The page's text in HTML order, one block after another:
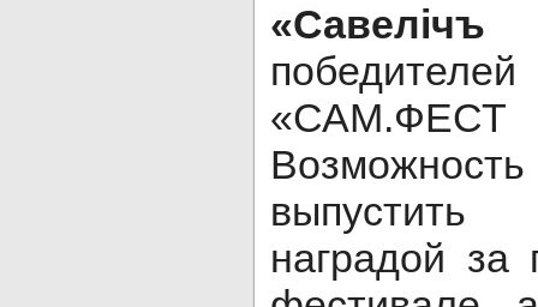
наградой за